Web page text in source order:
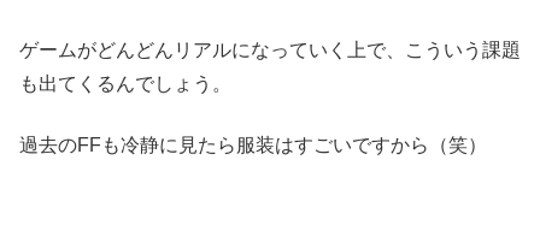
ゲームがどんどんリアルになっていく上で、こういう課題
も出てくるんでしょう。
過去のFFも冷静に見たら服装はすごいですから（笑）